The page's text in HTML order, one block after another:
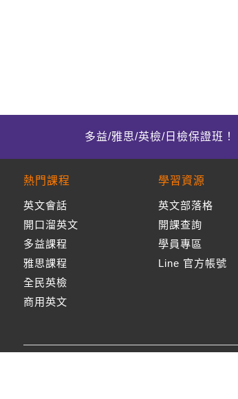
多益/雅思/英檢/日檢保證班！
熱門課程
英文會話
開口溜英文
多益課程
雅思課程
全民英檢
商用英文
學習資源
英文部落格
開課查詢
學員專區
Line 官方帳號